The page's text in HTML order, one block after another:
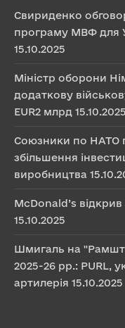
Свириденко
програму МВФ для
15.10.2025
Міністр оборони
додаткову
EUR2 млрд 15.10.2025
Союзники по НАТО
збільшення
виробництва
McDonald’s
15.10.2025
Шмигаль на
2025-26 рр.: PURL,
артилерія 15.10.2025